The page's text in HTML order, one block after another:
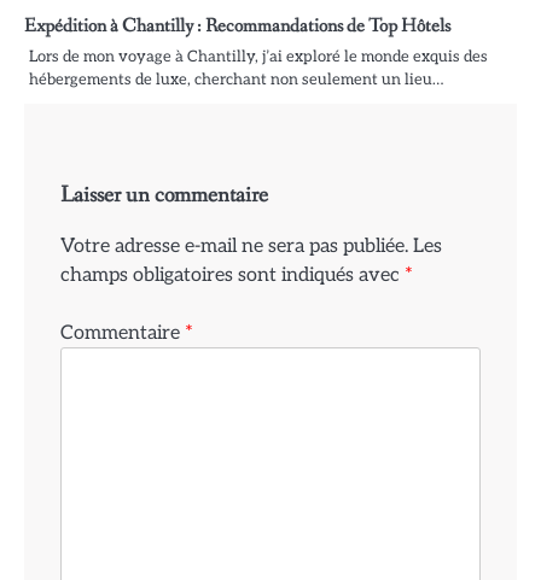
Expédition à Chantilly : Recommandations de Top Hôtels
Lors de mon voyage à Chantilly, j’ai exploré le monde exquis des
hébergements de luxe, cherchant non seulement un lieu…
Laisser un commentaire
Votre adresse e-mail ne sera pas publiée. Les
champs obligatoires sont indiqués avec *
Commentaire *